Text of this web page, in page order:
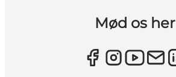
Mød os her